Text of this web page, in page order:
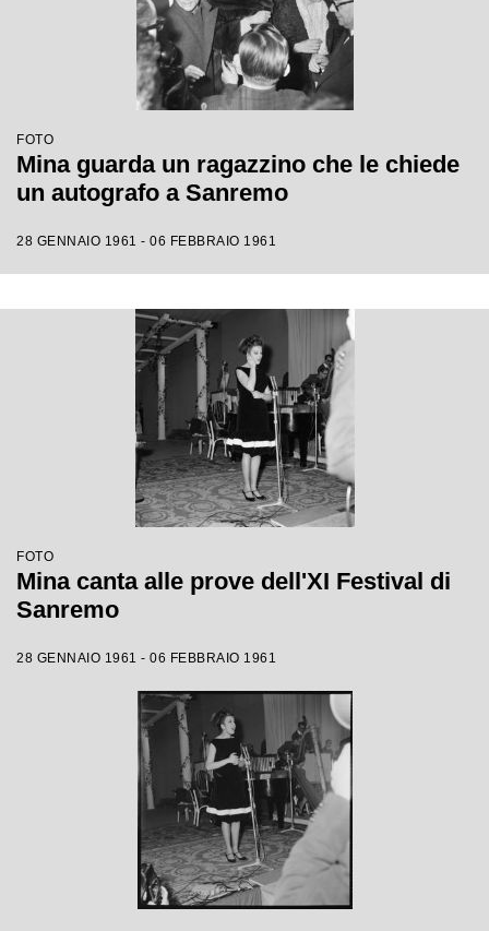
FOTO
Mina guarda un ragazzino che le chiede
un autografo a Sanremo
28 GENNAIO 1961 - 06 FEBBRAIO 1961
FOTO
Mina canta alle prove dell'XI Festival di
Sanremo
28 GENNAIO 1961 - 06 FEBBRAIO 1961